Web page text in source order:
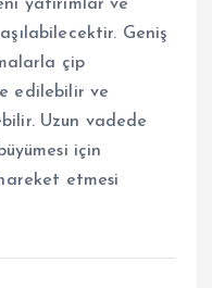
yatırımlar ve
Geniş
çip
edilebilir ve
Uzun vadede
için
etmesi